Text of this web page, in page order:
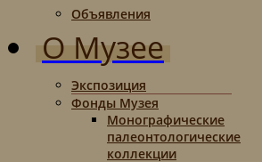
Объявления
О Музее
Экспозиция
Фонды Музея
Монографические
палеонтологические
коллекции